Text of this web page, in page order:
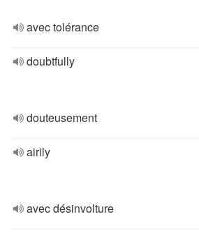
avec tolérance
doubtfully
douteusement
airily
avec désinvolture